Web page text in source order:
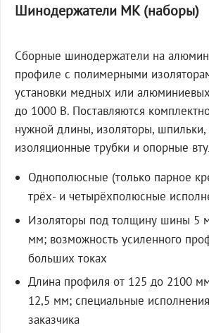
Шинодержатели МК (наборы)
Сборные шинодержатели на
профиле с полимерными
установки медных или
до 1000 В. Поставляются
нужной длины, изоляторы, шпильки,
изоляционные трубки и опорные
Однополюсные (только парное
трёх- и четырёхполюсные
Изоляторы под толщину шины 5
мм; возможность усиленного
больших токах
Длина профиля от 125 до 2100
12,5 мм; специальные
заказчика